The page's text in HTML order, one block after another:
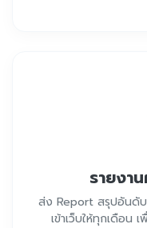
รายงา
ส่ง Report สรุปอันดั
เข้าเว็บให้ทุกเดือน